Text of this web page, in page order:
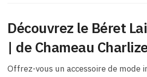
Découvrez le Béret
| de Chameau
Offrez-vous un accessoire de mode